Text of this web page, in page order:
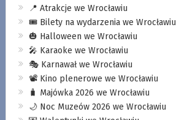
📍 Atrakcje we Wrocławiu
🎟️ Bilety na wydarzenia we Wrocławiu
🎃 Halloween we Wrocławiu
🎤 Karaoke we Wrocławiu
🎭 Karnawał we Wrocławiu
📽️ Kino plenerowe we Wrocławiu
🧳 Majówka 2026 we Wrocławiu
🌙 Noc Muzeów 2026 we Wrocławiu